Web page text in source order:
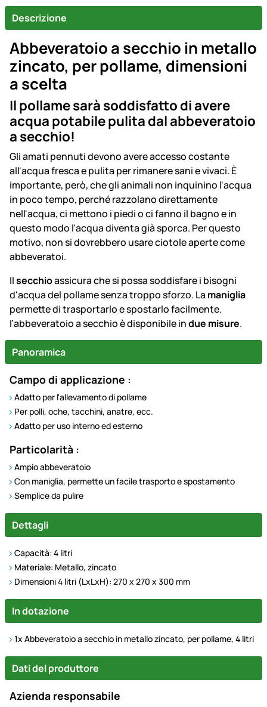
Descrizione
Abbeveratoio a secchio in metallo
zincato, per pollame, dimensioni
a scelta
Il pollame sarà soddisfatto di avere
acqua potabile pulita dal abbeveratoio
a secchio!
Gli amati pennuti devono avere accesso costante
all'acqua fresca e pulita per rimanere sani e vivaci. È
importante, però, che gli animali non inquinino l'acqua
in poco tempo, perché razzolano direttamente
nell'acqua, ci mettono i piedi o ci fanno il bagno e in
questo modo l'acqua diventa già sporca. Per questo
motivo, non si dovrebbero usare ciotole aperte come
abbeveratoi.
Ilsecchioassicura che si possa soddisfare i bisogni
d'acqua del pollame senza troppo sforzo. La maniglia
permette di trasportarlo e spostarlo facilmente.
l’abbeveratoio a secchio è disponibile indue misure.
Panoramica
Campo di applicazione :
Adatto per l'allevamento di pollame
Per polli, oche, tacchini, anatre, ecc.
Adatto per uso interno ed esterno
Particolarità :
Ampio abbeveratoio
Con maniglia, permette un facile trasporto e spostamento
Semplice da pulire
Dettagli
Capacità: 4 litri
Materiale: Metallo, zincato
Dimensioni 4 litri (LxLxH): 270 x 270 x 300 mm
In dotazione
1x Abbeveratoio a secchio in metallo zincato, per pollame, 4 litri
Dati del produttore
Azienda responsabile